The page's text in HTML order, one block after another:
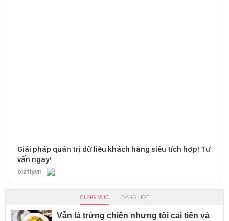
Giải pháp quản trị dữ liệu khách hàng siêu tích hợp! Tư
vấn ngay!
bizfly.vn
CÙNG MỤC ĐANG HOT
Vẫn là trứng chiên nhưng tôi cải tiến và